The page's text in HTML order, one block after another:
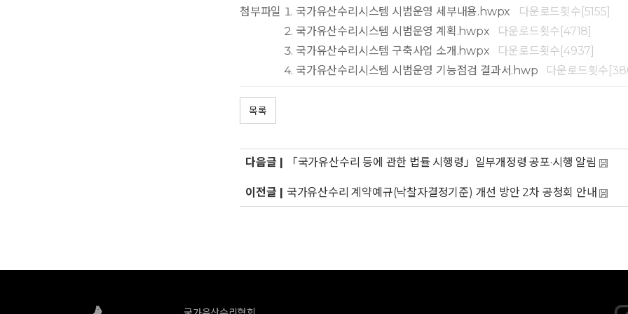
첨부파일 국가유산수리시스템 시범운영 세부내용.hwpx
다운로드횟수[5155]
국가유산수리시스템 시범운영 계획.hwpx
다운로드횟수[4718]
국가유산수리시스템 구축사업 소개.hwpx
다운로드횟수[4937]
국가유산수리시스템 시범운영 기능점검 결과서.hwp
다운로드횟수
목록
다음글 | 「국가유산수리 등에 관한 법률 시행령」일부개정령 공포·시행 알림
이전글 | 국가유산수리 계약예규(낙찰자결정기준) 개선 방안 2차 공청회 안내